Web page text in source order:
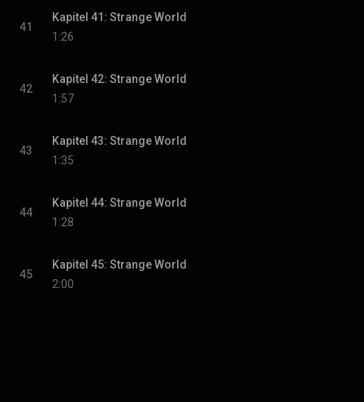
41
Kapitel 41: Strange World
1:26
42
Kapitel 42: Strange World
1:57
43
Kapitel 43: Strange World
1:35
44
Kapitel 44: Strange World
1:28
45
Kapitel 45: Strange World
2:00